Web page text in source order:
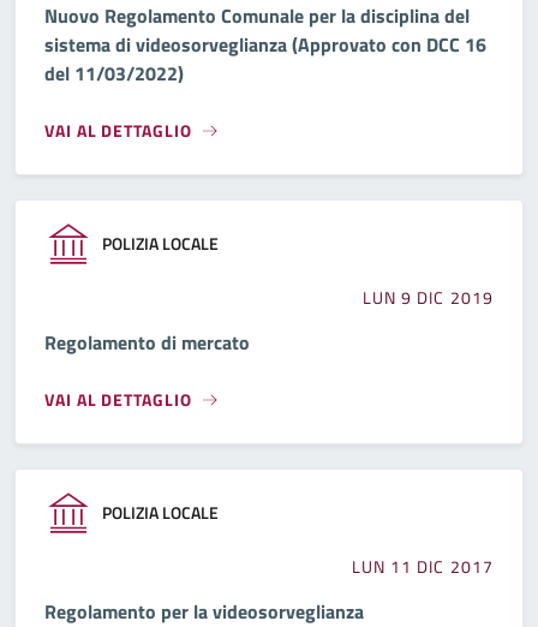
Nuovo Regolamento Comunale per la disciplina del
sistema di videosorveglianza (Approvato con DCC 16
del 11/03/2022)
VAI AL DETTAGLIO
POLIZIA LOCALE
LUN 9 DIC 2019
Regolamento di mercato
VAI AL DETTAGLIO
POLIZIA LOCALE
LUN 11 DIC 2017
Regolamento per la videosorveglianza